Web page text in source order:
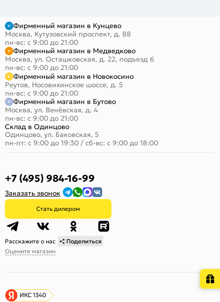
Фирменный магазин в Кунцево
Москва, Кутузовский проспект, д. 88
пн-вс: с 9:00 до 21:00
Фирменный магазин в Медведково
Москва, ул. Осташковская, д. 22, подъезд 6
пн-вс: с 9:00 до 21:00
Фирменный магазин в Новокосино
Реутов, Носовихинское шоссе, д. 5
пн-вс: с 9:00 до 21:00
Фирменный магазин в Бутово
Москва, ул. Венёвская, д. 4
пн-вс: с 9:00 до 21:00
Склад в Одинцово
Одинцово, ул. Баковская, 5
пн-пт: с 9:00 до 19:30 / сб-вс: с 9:00 до 18:00
+7 (495) 984-16-99
Заказать звонок
Стать дилером
Расскажите о нас
Поделиться
Оцените магазин
ИКС 1340